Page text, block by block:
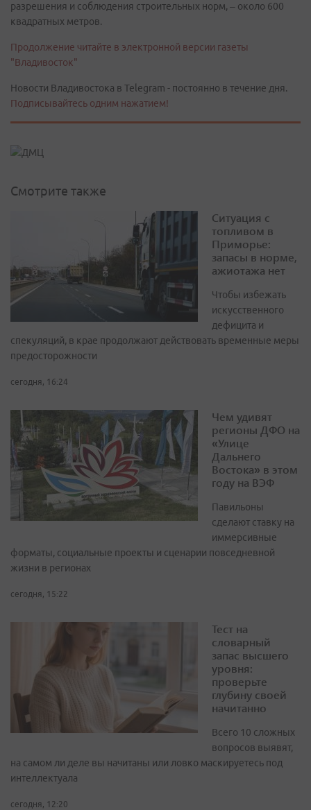
разрешения и соблюдения строительных норм, – около 600
квадратных метров.
Продолжение читайте в электронной версии газеты
"Владивосток"
Новости Владивостока в Telegram - постоянно в течение дня.
Подписывайтесь одним нажатием!
Смотрите также
Ситуация с
топливом в
Приморье:
запасы в норме,
ажиотажа нет
Чтобы избежать
искусственного
дефицита и
спекуляций, в крае продолжают действовать временные меры
предосторожности
сегодня, 16:24
Чем удивят
регионы ДФО на
«Улице
Дальнего
Востока» в этом
году на ВЭФ
Павильоны
сделают ставку на
иммерсивные
форматы, социальные проекты и сценарии повседневной
жизни в регионах
сегодня, 15:22
Тест на
словарный
запас высшего
уровня:
проверьте
глубину своей
начитанно
Всего 10 сложных
вопросов выявят,
на самом ли деле вы начитаны или ловко маскируетесь под
интеллектуала
сегодня, 12:20